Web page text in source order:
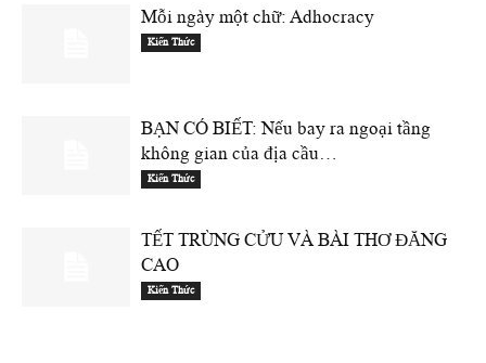
Mỗi ngày một chữ: Adhocracy
Kiến Thức
BẠN CÓ BIẾT: Nếu bay ra ngoại tầng
không gian của địa cầu…
Kiến Thức
TẾT TRÙNG CỬU VÀ BÀI THƠ ĐĂNG
CAO
Kiến Thức